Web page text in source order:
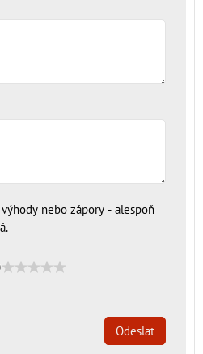
nebo zápory - alespoň
Odeslat